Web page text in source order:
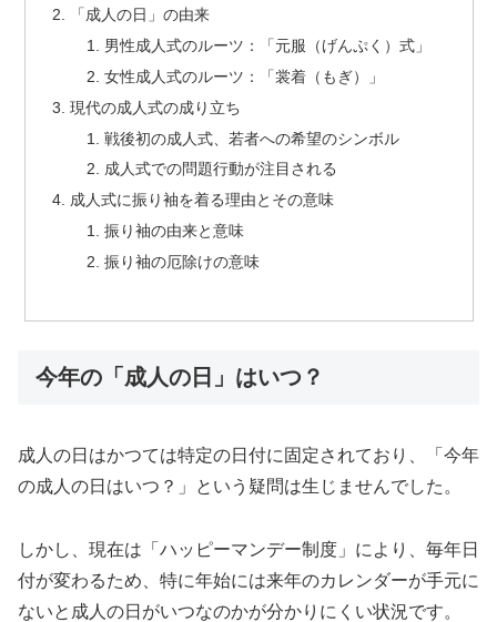
「成人の日」の由来
男性成人式のルーツ：「元服（げんぷく）式」
女性成人式のルーツ：「裳着（もぎ）」
現代の成人式の成り立ち
戦後初の成人式、若者への希望のシンボル
成人式での問題行動が注目される
成人式に振り袖を着る理由とその意味
振り袖の由来と意味
振り袖の厄除けの意味
今年の「成人の日」はいつ？
成人の日はかつては特定の日付に固定されており、「今年
の成人の日はいつ？」という疑問は生じませんでした。
しかし、現在は「ハッピーマンデー制度」により、毎年日
付が変わるため、特に年始には来年のカレンダーが手元に
ないと成人の日がいつなのかが分かりにくい状況です。